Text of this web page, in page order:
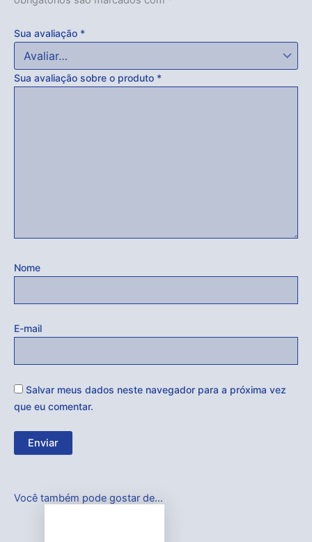
Sua avaliação *
Sua avaliação sobre o produto *
Nome
E-mail
Salvar meus dados neste navegador para a próxima vez
que eu comentar.
Você também pode gostar de…